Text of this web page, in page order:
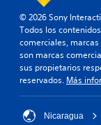
© 2026 Sony
Todos los
comerciales,
son marcas
sus propietarios
reservados. Más
Nicaragua